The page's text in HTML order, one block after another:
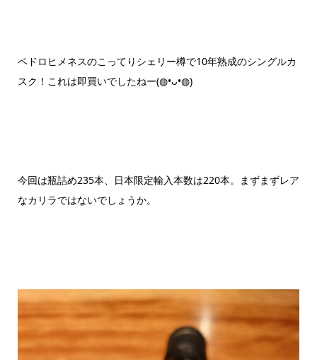
ペドロヒメネスのこってりシェリー樽で10年熟成のシングルカ
スク！これは即買いでしたねー(◍•ᴗ•◍)
今回は瓶詰め235本、日本限定輸入本数は220本。まずまずレア
なカリラではないでしょうか。